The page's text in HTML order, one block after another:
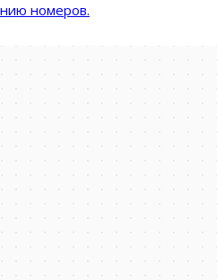
номеров.